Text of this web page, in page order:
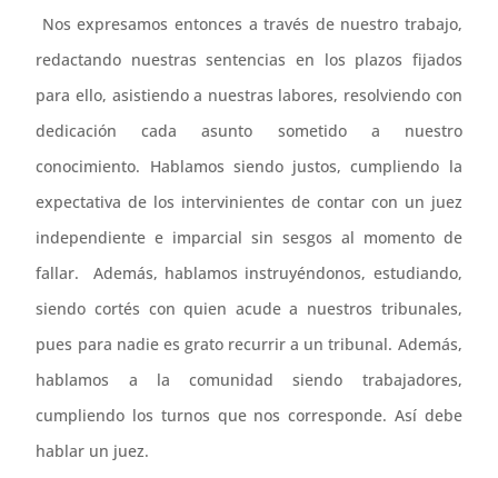
Nos expresamos entonces a través de nuestro trabajo,
redactando nuestras sentencias en los plazos fijados
para ello, asistiendo a nuestras labores, resolviendo con
dedicación cada asunto sometido a nuestro
conocimiento. Hablamos siendo justos, cumpliendo la
expectativa de los intervinientes de contar con un juez
independiente e imparcial sin sesgos al momento de
fallar. Además, hablamos instruyéndonos, estudiando,
siendo cortés con quien acude a nuestros tribunales,
pues para nadie es grato recurrir a un tribunal. Además,
hablamos a la comunidad siendo trabajadores,
cumpliendo los turnos que nos corresponde. Así debe
hablar un juez.